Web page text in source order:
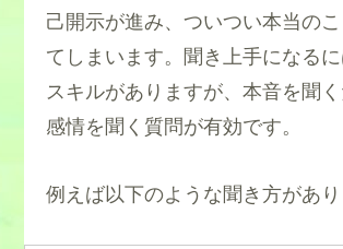
己開示が進み、ついつい本当の
てしまいます。聞き上手になる
スキルがありますが、本音を聞く
感情を聞く質問が有効です。
例えば以下のような聞き方があり